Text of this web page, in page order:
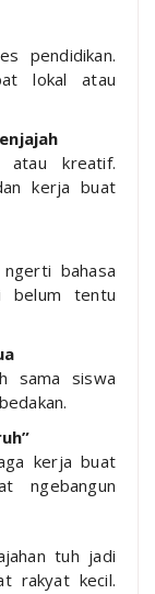
pendidikan.
lokal atau
atau kreatif.
kerja buat
bahasa
belum tentu
sama siswa
kerja buat
ngebangun
tuh jadi
rakyat kecil.